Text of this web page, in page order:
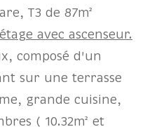
T3 de 87m²
avec ascenseur.
composé d'un
sur une terrasse
grande cuisine,
( 10.32m² et